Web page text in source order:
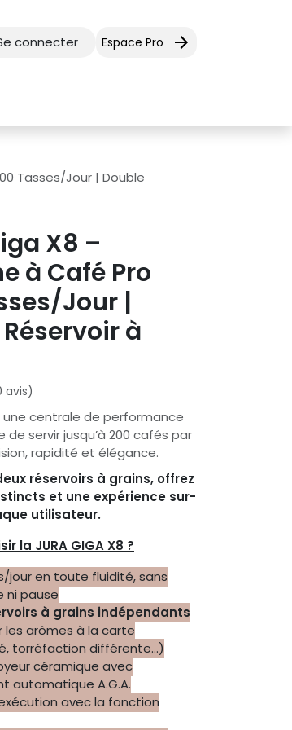
connecter
Espace Pro
Tasses/Jour | Double
X8 –
à Café Pro
Jour |
à
avis)
une centrale de performance
de servir jusqu’à 200 cafés par
rapidité et élégance.
réservoirs à grains, offrez
et une expérience sur-
utilisateur.
la JURA GIGA X8 ?
jour en toute fluidité, sans
ni pause
à grains indépendants
les arômes à la carte
torréfaction différente…)
céramique avec
automatique A.G.A.
avec la fonction